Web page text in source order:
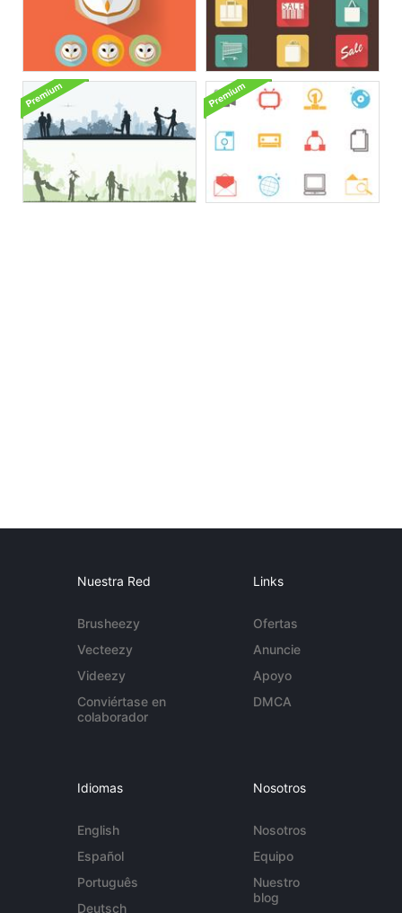
Nuestra Red
Brusheezy
Vecteezy
Videezy
Conviértase en
colaborador
Links
Ofertas
Anuncie
Apoyo
DMCA
Idiomas
English
Español
Português
Deutsch
Nosotros
Nosotros
Equipo
Nuestro
blog